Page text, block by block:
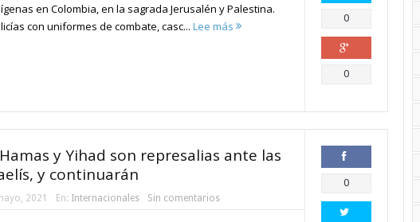
en Colombia, en la sagrada Jerusalén y Palestina.
con uniformes de combate, casc... Lee más
Compartir
0
Compartir
0
y Yihad son represalias ante las
y continuarán
2021 En: Internacionales Sin comentarios
Compartir
0